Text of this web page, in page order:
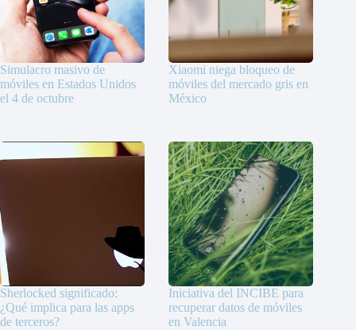
Simulacro masivo de
móviles en Estados Unidos
el 4 de octubre
Xiaomi niega bloqueo de
móviles del mercado gris en
México
Sherlocked significado:
¿Qué implica para las apps
de terceros?
Iniciativa del INCIBE para
recuperar datos de móviles
en Valencia